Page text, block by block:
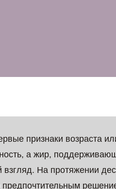
признаки возраста
а жир,
На протяжении